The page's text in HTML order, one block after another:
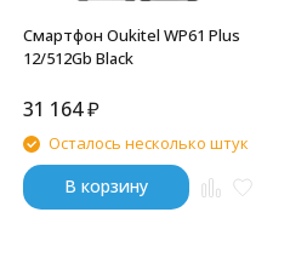
Смартфон Oukitel WP61 Plus
12/512Gb Black
31 164₽
Осталось несколько штук
В корзину